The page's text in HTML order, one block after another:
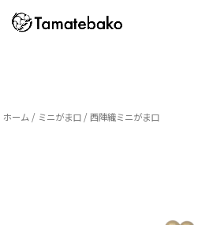
ホーム / ミニがま口 / 西陣織ミニがま口